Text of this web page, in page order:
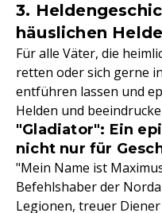
3.
häuslichen
Für alle Väter, die
retten oder sich gerne
entführen lassen und
Helden und
"Gladiator": Ein
nicht nur für
"Mein Name ist
Befehlshaber der
Legionen, treuer